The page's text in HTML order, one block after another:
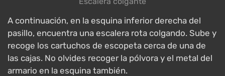
A continuación, en la esquina inferior derecha del
pasillo, encuentra una escalera rota colgando. Sube y
recoge los cartuchos de escopeta cerca de una de
las cajas. No olvides recoger la pólvora y el metal del
armario en la esquina también.